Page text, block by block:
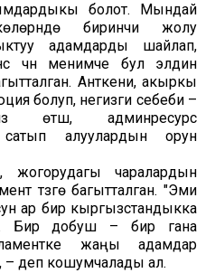
болот. Мындай
биринчи жолу
адамдарды шайлап,
үчүн менимче бул элдин
Анткени, акыркы
болуп, негизги себеби –
өтүшү, админресурс
алуулардын орун
жогорудагы чаралардын
түзүүгө багытталган. "Эми
ар бир кыргызстандыкка
Бир добуш – бир гана
жаңы адамдар
– деп кошумчалады ал.